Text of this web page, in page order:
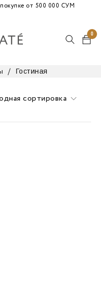
покупке от 500 000 СУМ
0
/ Гостиная
сортировка